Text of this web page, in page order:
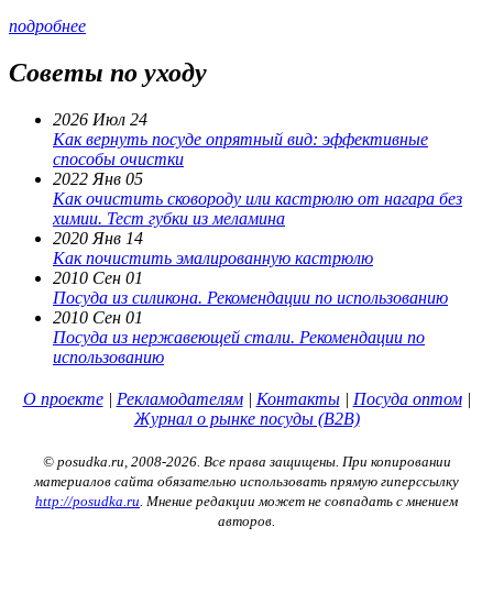
подробнее
Советы по уходу
2026 Июл 24
Как вернуть посуде опрятный вид: эффективные
способы очистки
2022 Янв 05
Как очистить сковороду или кастрюлю от нагара без
химии. Тест губки из меламина
2020 Янв 14
Как почистить эмалированную кастрюлю
2010 Сен 01
Посуда из силикона. Рекомендации по использованию
2010 Сен 01
Посуда из нержавеющей стали. Рекомендации по
использованию
О проекте| Рекламодателям| Контакты| Посуда оптом|
Журнал о рынке посуды (B2B)
© posudka.ru, 2008-2026. Все права защищены. При копировании
материалов сайта обязательно использовать прямую гиперссылку
http://posudka.ru . Мнение редакции может не совпадать с мнением
авторов.